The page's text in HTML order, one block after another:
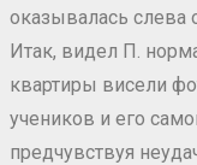
оказывалась слева
Итак, видел П.
квартиры висели
учеников и его
предчувствуя